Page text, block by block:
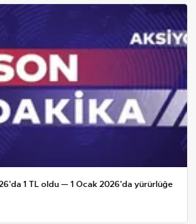
1 TL oldu — 1 Ocak 2026'da yürürlüğe